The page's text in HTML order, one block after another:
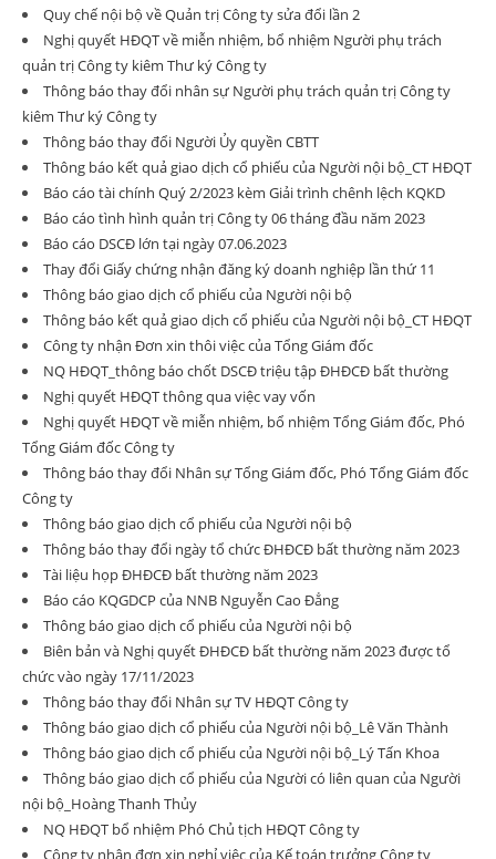
Quy chế nội bộ về Quản trị Công ty sửa đổi lần 2
Nghị quyết HĐQT về miễn nhiệm, bổ nhiệm Người phụ trách
quản trị Công ty kiêm Thư ký Công ty
Thông báo thay đổi nhân sự Người phụ trách quản trị Công ty
kiêm Thư ký Công ty
Thông báo thay đổi Người Ủy quyền CBTT
Thông báo kết quả giao dịch cổ phiếu của Người nội bộ_CT HĐQT
Báo cáo tài chính Quý 2/2023 kèm Giải trình chênh lệch KQKD
Báo cáo tình hình quản trị Công ty 06 tháng đầu năm 2023
Báo cáo DSCĐ lớn tại ngày 07.06.2023
Thay đổi Giấy chứng nhận đăng ký doanh nghiệp lần thứ 11
Thông báo giao dịch cổ phiếu của Người nội bộ
Thông báo kết quả giao dịch cổ phiếu của Người nội bộ_CT HĐQT
Công ty nhận Đơn xin thôi việc của Tổng Giám đốc
NQ HĐQT_thông báo chốt DSCĐ triệu tập ĐHĐCĐ bất thường
Nghị quyết HĐQT thông qua việc vay vốn
Nghị quyết HĐQT về miễn nhiệm, bổ nhiệm Tổng Giám đốc, Phó
Tổng Giám đốc Công ty
Thông báo thay đổi Nhân sự Tổng Giám đốc, Phó Tổng Giám đốc
Công ty
Thông báo giao dịch cổ phiếu của Người nội bộ
Thông báo thay đổi ngày tổ chức ĐHĐCĐ bất thường năm 2023
Tài liệu họp ĐHĐCĐ bất thường năm 2023
Báo cáo KQGDCP của NNB Nguyễn Cao Đẳng
Thông báo giao dịch cổ phiếu của Người nội bộ
Biên bản và Nghị quyết ĐHĐCĐ bất thường năm 2023 được tổ
chức vào ngày 17/11/2023
Thông báo thay đổi Nhân sự TV HĐQT Công ty
Thông báo giao dịch cổ phiếu của Người nội bộ_Lê Văn Thành
Thông báo giao dịch cổ phiếu của Người nội bộ_Lý Tấn Khoa
Thông báo giao dịch cổ phiếu của Người có liên quan của Người
nội bộ_Hoàng Thanh Thủy
NQ HĐQT bổ nhiệm Phó Chủ tịch HĐQT Công ty
Công ty nhận đơn xin nghỉ việc của Kế toán trưởng Công ty